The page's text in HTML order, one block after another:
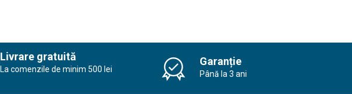
Livrare gratuită
La comenzile de minim 500 lei
Garanție
Până la 3 ani